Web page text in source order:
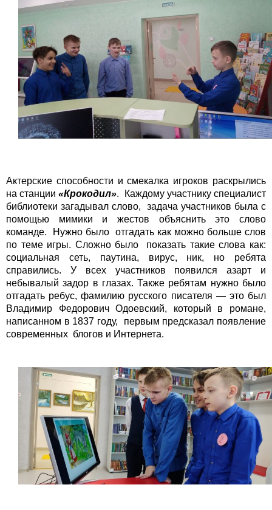
Актерские способности и смекалка игроков раскрылись
на станции«Крокодил». Каждому участнику специалист
библиотеки загадывал слово, задача участников была с
помощью мимики и жестов объяснить это слово
команде. Нужно было отгадать как можно больше слов
по теме игры. Сложно было показать такие слова как:
социальная сеть, паутина, вирус, ник, но ребята
справились. У всех участников появился азарт и
небывалый задор в глазах. Также ребятам нужно было
отгадать ребус, фамилию русского писателя — это был
Владимир Федорович Одоевский, который в романе,
написанном в 1837 году, первым предсказал появление
современных блогов и Интернета.